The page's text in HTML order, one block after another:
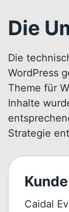
Die
Die
WordPress
Theme für
Inhalte
Strategie
Kunde
Caidal